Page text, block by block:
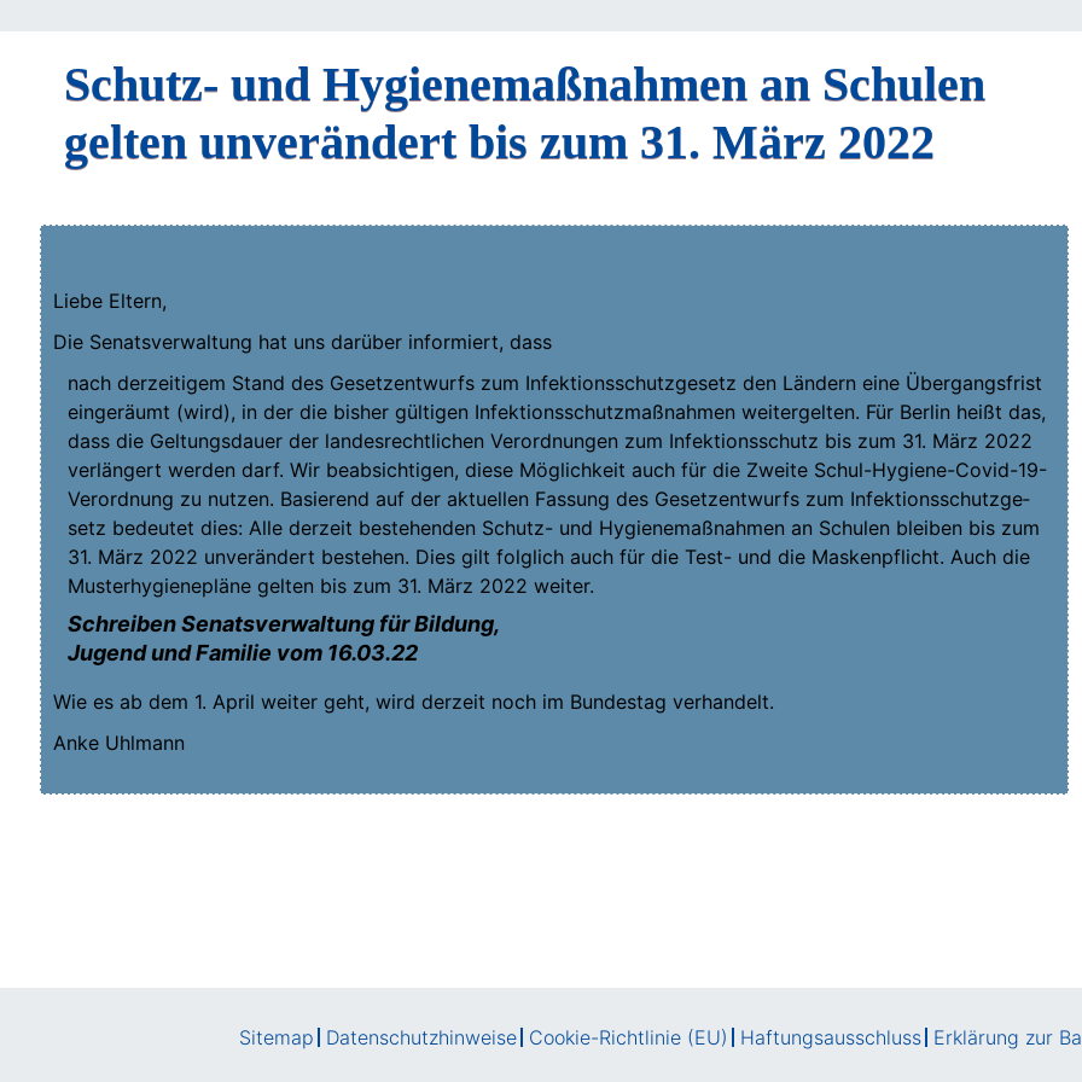
Schutz- und Hygienemaßnahmen an Schulen
gelten unverändert bis zum 31. März 2022
Lie­be Eltern,
Die Senats­ver­wal­tung hat uns dar­über infor­miert, dass
nach der­zei­ti­gem Stand des Gesetz­ent­wurfs zum Infek­ti­ons­schutz­ge­setz den Län­dern eine Über­gangs­frist
ein­ge­räumt (wird), in der die bis­her gül­ti­gen Infek­ti­ons­schutz­maß­nah­men wei­ter­gel­ten. Für Ber­lin heißt das,
dass die Gel­tungs­dau­er der lan­des­recht­li­chen Ver­ord­nun­gen zum Infek­ti­ons­schutz bis zum 31. März 2022
ver­län­gert wer­den darf. Wir beab­sich­ti­gen, die­se Mög­lich­keit auch für die Zwei­te Schul-Hygiene-Covid-19-
Verordnung zu nut­zen. Basie­rend auf der aktu­el­len Fas­sung des Gesetz­ent­wurfs zum Infek­ti­ons­schutz­ge­
setz bedeu­tet dies: Alle der­zeit bestehen­den Schutz- und Hygie­ne­maß­nah­men an Schu­len blei­ben bis zum
31. März 2022 unver­än­dert bestehen. Dies gilt folg­lich auch für die Test- und die Mas­ken­pflicht. Auch die
Mus­ter­hy­gie­ne­plä­ne gel­ten bis zum 31. März 2022 weiter.
Schrei­ben Senats­ver­wal­tung für Bil­dung,
Jugend und Fami­lie vom 16.03.22
Wie es ab dem 1. April wei­ter geht, wird der­zeit noch im Bun­des­tag verhandelt.
Anke Uhl­mann
Sitemap Datenschutzhinweise Cookie-Richtlinie (EU) Haftungsausschluss Erklärung zur